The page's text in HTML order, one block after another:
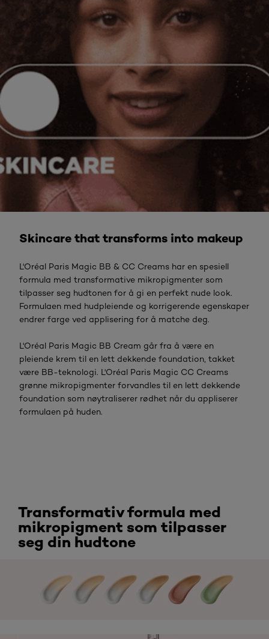
Skincare that transforms into makeup
L'Oréal Paris Magic BB & CC Creams har en spesiell
formula med transformative mikropigmenter som
tilpasser seg hudtonen for å gi en perfekt nude look.
Formulaen med hudpleiende og korrigerende egenskaper
endrer farge ved applisering for å matche deg.
L'Oréal Paris Magic BB Cream går fra å være en
pleiende krem til en lett dekkende foundation, takket
være BB-teknologi. L'Oréal Paris Magic CC Creams
grønne mikropigmenter forvandles til en lett dekkende
foundation som nøytraliserer rødhet når du appliserer
formulaen på huden.
Transformativ formula med
mikropigment som tilpasser
seg din hudtone